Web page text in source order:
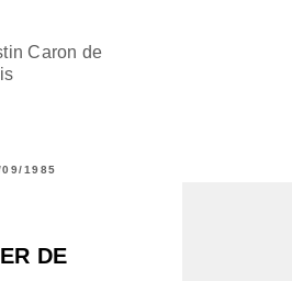
Caron de
09/1985
DE